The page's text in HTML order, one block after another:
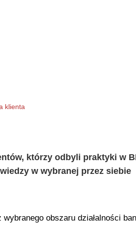
klienta
którzy odbyli praktyki w
w wybranej przez siebie
obszaru działalności